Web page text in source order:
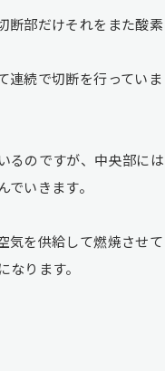
断部だけそれをまた酸素
連続で切断を行っていま
るのですが、中央部には
いきます。
気を供給して燃焼させて
ります。